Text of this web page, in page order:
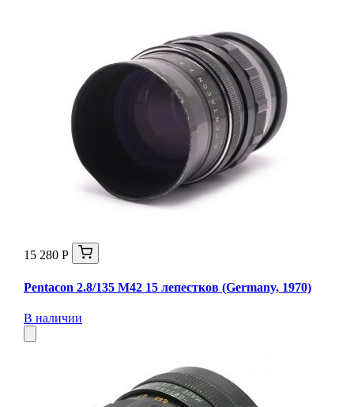
15 280 Р
Pentacon 2.8/135 M42 15 лепестков (Germany, 1970)
В наличии